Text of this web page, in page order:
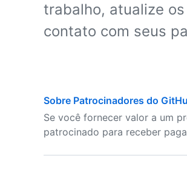
trabalho, atualize
contato com seus
Sobre Patrocinadores do
Se você fornecer valor a um
patrocinado para receber